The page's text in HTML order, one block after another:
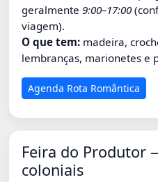
geralmente 9:00–17:00
viagem).
O que tem:madeira,
lembranças, marionetes e
Agenda Rota Romântica
Feira do Produtor
coloniais